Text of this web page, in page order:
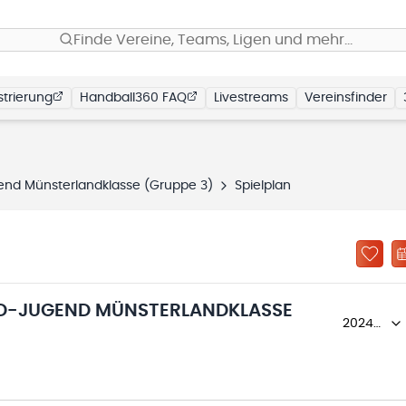
Finde Vereine, Teams, Ligen und mehr…
Handball360 FAQ Livestreams Vereinsfinder
Münsterlandklasse (Gruppe 3) Spielplan
JUGEND MÜNSTERLANDKLASSE
2024/25